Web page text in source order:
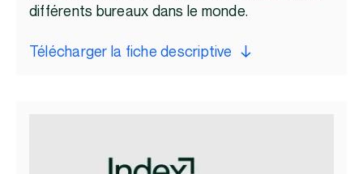
différents bureaux dans le monde.
Télécharger la fiche descriptive